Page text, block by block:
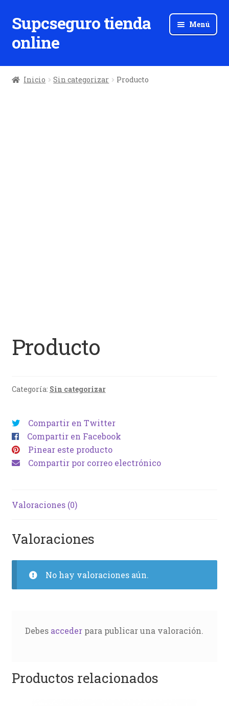
Ir
a
la
Ir
al
contenido
Supcseguro tienda
online
Menú
Inicio Sin categorizar Producto
Producto
Categoría: Sin categorizar
Compartir en Twitter
Compartir en Facebook
Pinear este producto
Compartir por correo electrónico
Valoraciones (0)
Valoraciones
No hay valoraciones aún.
Debes accederpara publicar una valoración.
Productos relacionados